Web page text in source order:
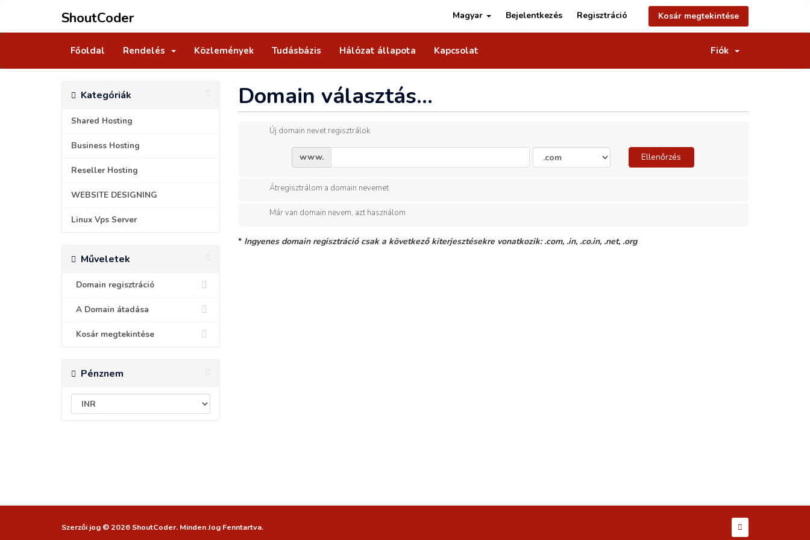
Magyar Bejelentkezés Regisztráció Kosár megtekintése
ShoutCoder
Főoldal Rendelés Közlemények Tudásbázis Hálózat állapota Kapcsolat Fiók
Kategóriák
Shared Hosting
Business Hosting
Reseller Hosting
WEBSITE DESIGNING
Linux Vps Server
Műveletek
Domain regisztráció
A Domain átadása
Kosár megtekintése
Pénznem
Domain választás...
Új domain nevet regisztrálok
www. Ellenőrzés
Átregisztrálom a domain nevemet
Már van domain nevem, azt használom
* Ingyenes domain regisztráció csak a következő kiterjesztésekre vonatkozik: .com, .in, .co.in, .net, .org
Szerzői jog © 2026 ShoutCoder. Minden Jog Fenntartva.